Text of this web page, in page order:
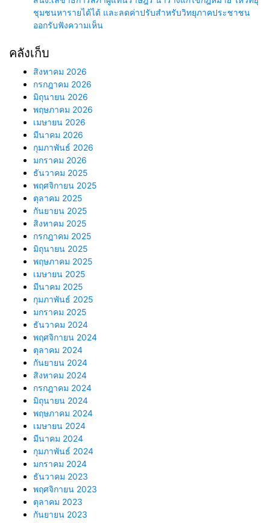
ชุมชนหารายได้ได้ และลดค่าปรับสำหรับวิทยุภาคประชาชน
ออกรับฟังความเห็น
คลังเก็บ
สิงหาคม 2026
กรกฎาคม 2026
มิถุนายน 2026
พฤษภาคม 2026
เมษายน 2026
มีนาคม 2026
กุมภาพันธ์ 2026
มกราคม 2026
ธันวาคม 2025
พฤศจิกายน 2025
ตุลาคม 2025
กันยายน 2025
สิงหาคม 2025
กรกฎาคม 2025
มิถุนายน 2025
พฤษภาคม 2025
เมษายน 2025
มีนาคม 2025
กุมภาพันธ์ 2025
มกราคม 2025
ธันวาคม 2024
พฤศจิกายน 2024
ตุลาคม 2024
กันยายน 2024
สิงหาคม 2024
กรกฎาคม 2024
มิถุนายน 2024
พฤษภาคม 2024
เมษายน 2024
มีนาคม 2024
กุมภาพันธ์ 2024
มกราคม 2024
ธันวาคม 2023
พฤศจิกายน 2023
ตุลาคม 2023
กันยายน 2023